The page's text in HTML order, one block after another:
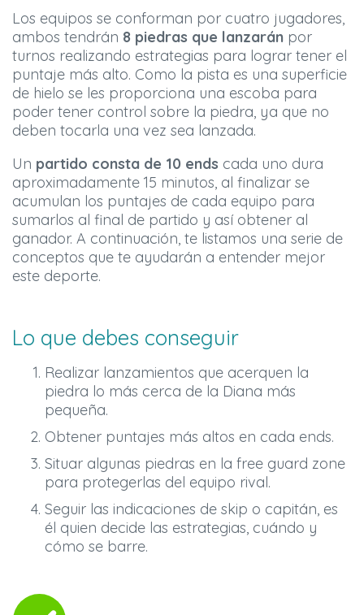
Los equipos se conforman por cuatro jugadores,
ambos tendrán 8 piedras que lanzarán por
turnos realizando estrategias para lograr tener el
puntaje más alto. Como la pista es una superficie
de hielo se les proporciona una escoba para
poder tener control sobre la piedra, ya que no
deben tocarla una vez sea lanzada.
Un partido consta de 10 ends cada uno dura
aproximadamente 15 minutos, al finalizar se
acumulan los puntajes de cada equipo para
sumarlos al final de partido y así obtener al
ganador. A continuación, te listamos una serie de
conceptos que te ayudarán a entender mejor
este deporte.
Lo que debes conseguir
Realizar lanzamientos que acerquen la
piedra lo más cerca de la Diana más
pequeña.
Obtener puntajes más altos en cada ends.
Situar algunas piedras en la free guard zone
para protegerlas del equipo rival.
Seguir las indicaciones de skip o capitán, es
él quien decide las estrategias, cuándo y
cómo se barre.